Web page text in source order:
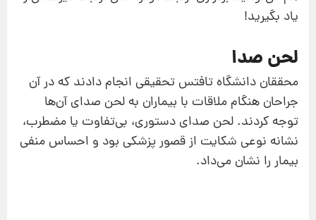
یاد بگیرید!
لحن صدا
محققان دانشگاه تافتس تحقیقی انجام دادند که در آن
جراحان هنگام ملاقات با بیماران به لحن صدای آن‌ها
توجه کردند. لحن صدای دستوری، بی‌تفاوت یا مضطرب،
نشانه نوعی شکایت از قصور پزشکی بود و احساس منفی
بیمار را نشان می‌داد.